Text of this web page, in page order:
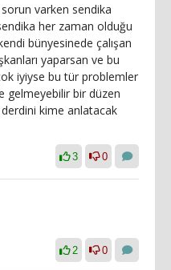
varken sendika
her zaman olduğu
bünyesinede çalışan
yaparsan ve bu
iyiyse bu tür problemler
gelmeyebilir bir düzen
kime anlatacak
3 0
2 0